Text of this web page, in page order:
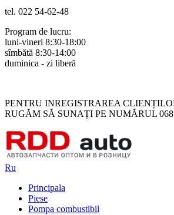
tel. 022 54-62-48
Program de lucru:
luni-vineri 8:30-18:00
sîmbătă 8:30-14:00
duminica - zi liberă
PENTRU INREGISTRAREA
RUGĂM SĂ SUNAȚI PE NUMĂRUL
Ru
Principala
Piese
Pompa combustibil